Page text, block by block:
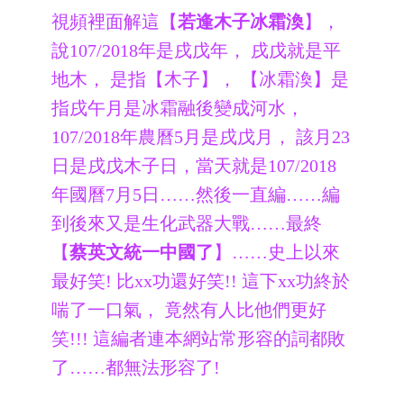
視頻裡面解這【若逢木子冰霜渙】，
說107/2018年是戌戊年， 戌戊就是平
地木， 是指【木子】， 【冰霜渙】是
指戌午月是冰霜融後變成河水，
107/2018年農曆5月是戌戊月， 該月23
日是戌戊木子日，當天就是107/2018
年國曆7月5日……然後一直編……編
到後來又是生化武器大戰……最終
【蔡英文統一中國了 】……史上以來
最好笑! 比xx功還好笑!! 這下xx功終於
喘了一口氣， 竟然有人比他們更好
笑!!! 這編者連本網站常形容的詞都敗
了……都無法形容了!